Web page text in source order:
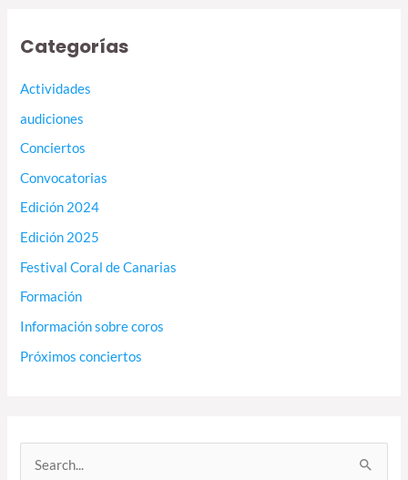
Categorías
Actividades
audiciones
Conciertos
Convocatorias
Edición 2024
Edición 2025
Festival Coral de Canarias
Formación
Información sobre coros
Próximos conciertos